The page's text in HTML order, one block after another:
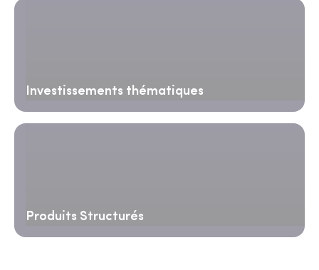
Investissements thématiques
Produits Structurés